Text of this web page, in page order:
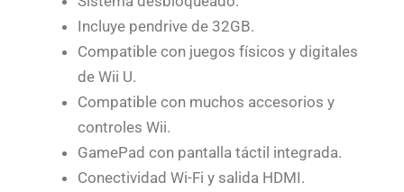
Incluye pendrive de 32GB.
Compatible con juegos físicos y digitales
de Wii U.
Compatible con muchos accesorios y
controles Wii.
GamePad con pantalla táctil integrada.
Conectividad Wi-Fi y salida HDMI.